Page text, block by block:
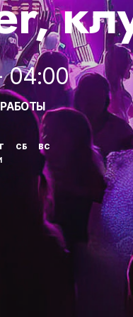
04:00
СБ
ВС